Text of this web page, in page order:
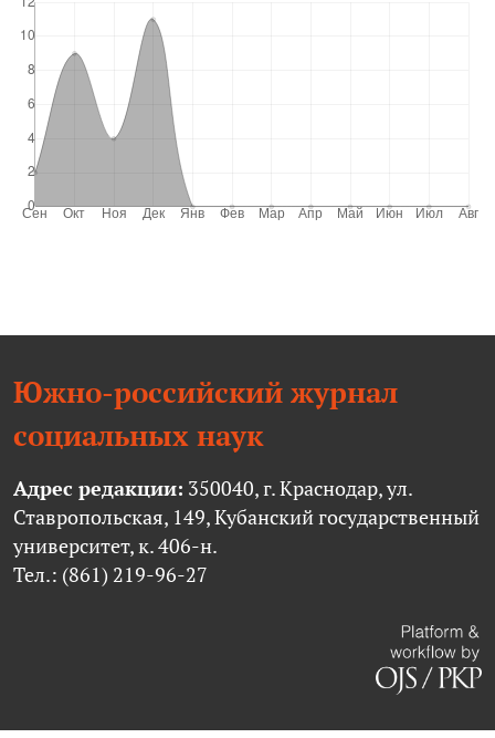
Южно-российский журнал
социальных наук
Адрес редакции: 350040, г. Краснодар, ул.
Ставропольская, 149, Кубанский государственный
университет, к. 406-н.
Тел.: (861) 219-96-27